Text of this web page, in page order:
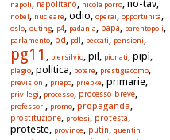
napoli, napolitano, nicola porro, no-tav,
nobel, nucleare, odio, operai, opportunità,
oslo, outing, p4, padania, papa, parentopoli,
parlamento, pd, pdl, peccati, pensioni,
pg11 , piersilvio, pil, pionati, pipì,
plagio, politica, potere, prestigiacomo,
previsioni, priapo, priebke, primarie,
privilegi, processo, processo breve,
professori, promo, propaganda,
prostituzione, protesi, protesta,
proteste, province, putin, quentin